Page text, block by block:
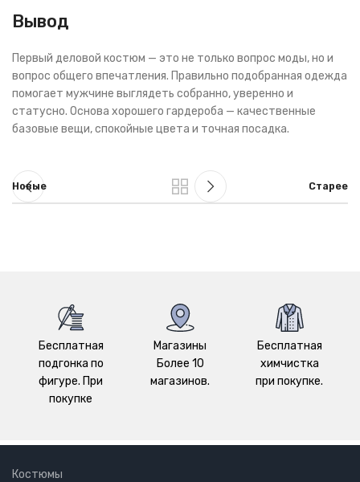
Вывод
Первый деловой костюм — это не только вопрос моды, но и
вопрос общего впечатления. Правильно подобранная одежда
помогает мужчине выглядеть собранно, уверенно и
статусно. Основа хорошего гардероба — качественные
базовые вещи, спокойные цвета и точная посадка.
Новые Старее
Бесплатная
подгонка по
фигуре. При
покупке
Магазины
Более 10
магазинов.
Бесплатная
химчистка
при покупке.
Костюмы